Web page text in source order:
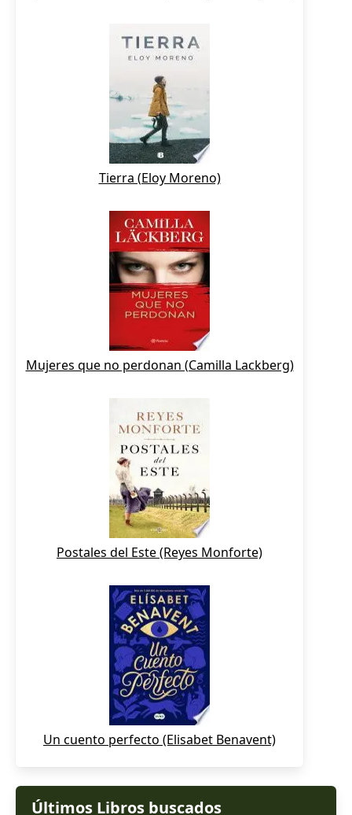
Tierra (Eloy Moreno)
Mujeres que no perdonan (Camilla Lackberg)
Postales del Este (Reyes Monforte)
Un cuento perfecto (Elisabet Benavent)
Últimos Libros buscados